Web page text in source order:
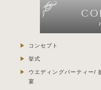
コンセプト
挙式
ウエディングパーティー/
宴